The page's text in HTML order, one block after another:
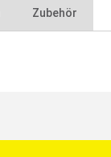
Zubehör